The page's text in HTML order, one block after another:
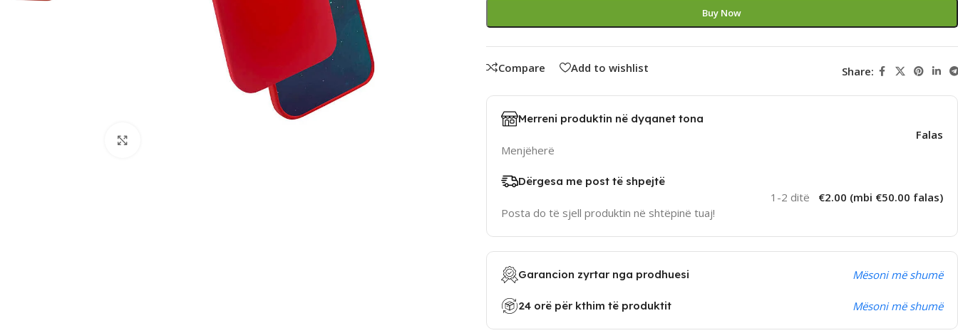
Buy Now
Compare Add to wishlist Share:
Merreni produktin në dyqanet tona
Menjëherë
Falas
Dërgesa me post të shpejtë
Posta do të sjell produktin në shtëpinë tuaj!
1-2 ditë €2.00 (mbi €50.00 falas)
Garancion zyrtar nga prodhuesi Mësoni më shumë
24 orë për kthim të produktit Mësoni më shumë